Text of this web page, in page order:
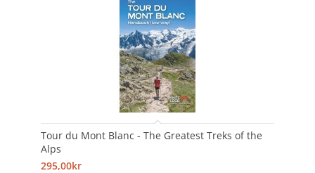
Tour du Mont Blanc - The Greatest Treks of the
Alps
295,00kr